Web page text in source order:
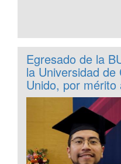
Egresado de la
la Universidad
Unido, por mérito